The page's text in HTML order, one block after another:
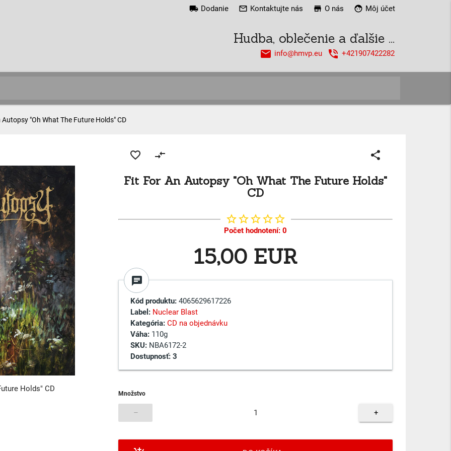
local_shipping Dodanie mail_outline Kontaktujte nás store O nás face Môj účet
Hudba, oblečenie a ďalšie ...
info@hmvp.eu
email +421907422282
phone_in_talk
Autopsy "Oh What The Future Holds" CD
Holds" CD
favorite_border compare_arrows share
Fit For An Autopsy "Oh What The Future Holds"
CD
star_borderstar_borderstar_borderstar_borderstar_border
Počet hodnotení: 0
15,00 EUR
chat
Kód produktu:4065629617226
Label: Nuclear Blast
Kategória: CD na objednávku
Váha:110g
SKU:NBA6172-2
Dostupnosť:3
Množstvo
– +